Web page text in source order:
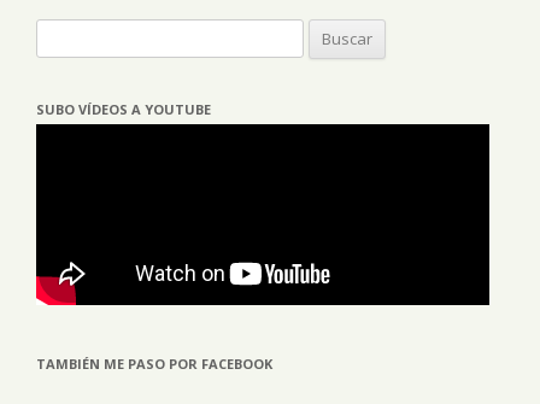
SUBO VÍDEOS A YOUTUBE
TAMBIÉN ME PASO POR FACEBOOK